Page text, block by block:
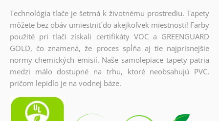
Technológia tlače je šetrná k životnému prostrediu. Tapety
môžete bez obáv umiestniť do akejkoľvek miestnosti! Farby
použité pri tlači získali certifikáty VOC a GREENGUARD
GOLD, čo znamená, že proces spĺňa aj tie najprísnejšie
normy chemických emisií. Naše samolepiace tapety patria
medzi málo dostupné na trhu, ktoré neobsahujú PVC,
pričom lepidlo je na vodnej báze.